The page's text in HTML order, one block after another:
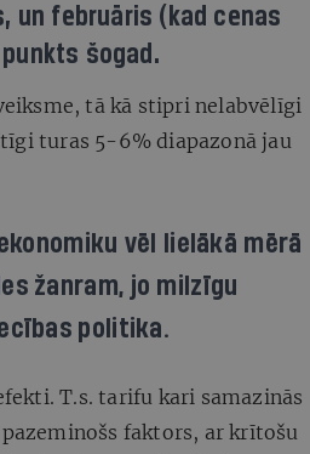
un februāris (kad cenas
šogad.
tā kā stipri nelabvēlīgi
turas 5-6% diapazonā jau
vēl lielākā mērā
žanram, jo milzīgu
politika.
T.s. tarifu kari samazinās
faktors, ar krītošu